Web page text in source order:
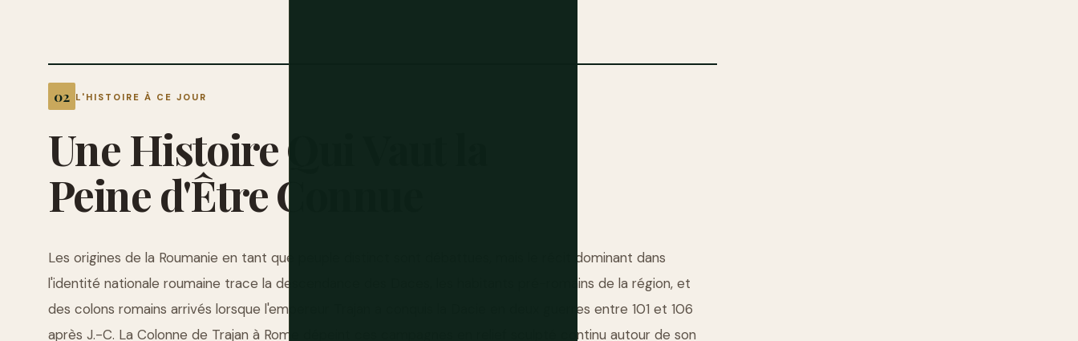
L'HISTOIRE À CE JOUR
UneHistoireQui
Peined'ÊtreConnue
Les origines de la Roumanie en tant que peuple distinct sont débattues, mais le récit dominant dans
l'identité nationale roumaine trace la descendance des Daces, les habitants pré-romains de la région, et
des colons romains arrivés lorsque l'empereur Trajan a conquis la Dacie en deux guerres entre 101 et 106
après J.-C. La Colonne de Trajan à Rome dépeint ces campagnes en relief sculpté continu autour de son